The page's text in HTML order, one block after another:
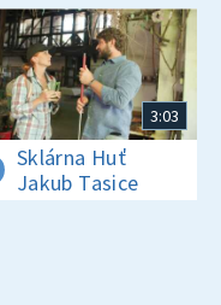
3:03
Sklárna Huť
Jakub Tasice